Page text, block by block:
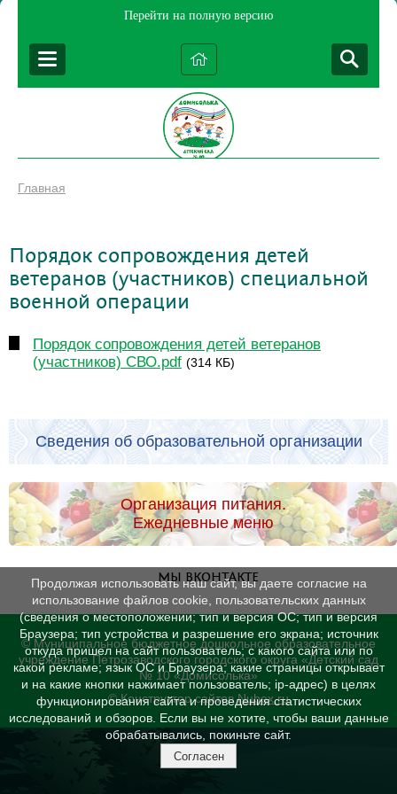
Перейти на полную версию
Главная
Порядок сопровождения детей
ветеранов (участников) специальной
военной операции
Порядок сопровождения детей ветеранов
(участников) СВО.pdf (314 КБ)
Сведения об образовательной организации
Организация питания.
Ежедневные меню
МЫ ВКОНТАКТЕ
© Муниципальное бюджетное дошкольное образовательное
учреждение Петрозаводского городского округа «Детский сад
№ 10 «Домисолька»
© Конструктор сайтовNubex.ru
Продолжая использовать наш сайт, вы даете согласие на
использование файлов cookie, пользовательских данных
(сведения о местоположении; тип и версия ОС; тип и версия
Браузера; тип устройства и разрешение его экрана; источник
откуда пришел на сайт пользователь; с какого сайта или по
какой рекламе; язык ОС и Браузера; какие страницы открывает
и на какие кнопки нажимает пользователь; ip-адрес) в целях
функционирования сайта и проведения статистических
исследований и обзоров. Если вы не хотите, чтобы ваши данные
обрабатывались, покиньте сайт.
Согласен